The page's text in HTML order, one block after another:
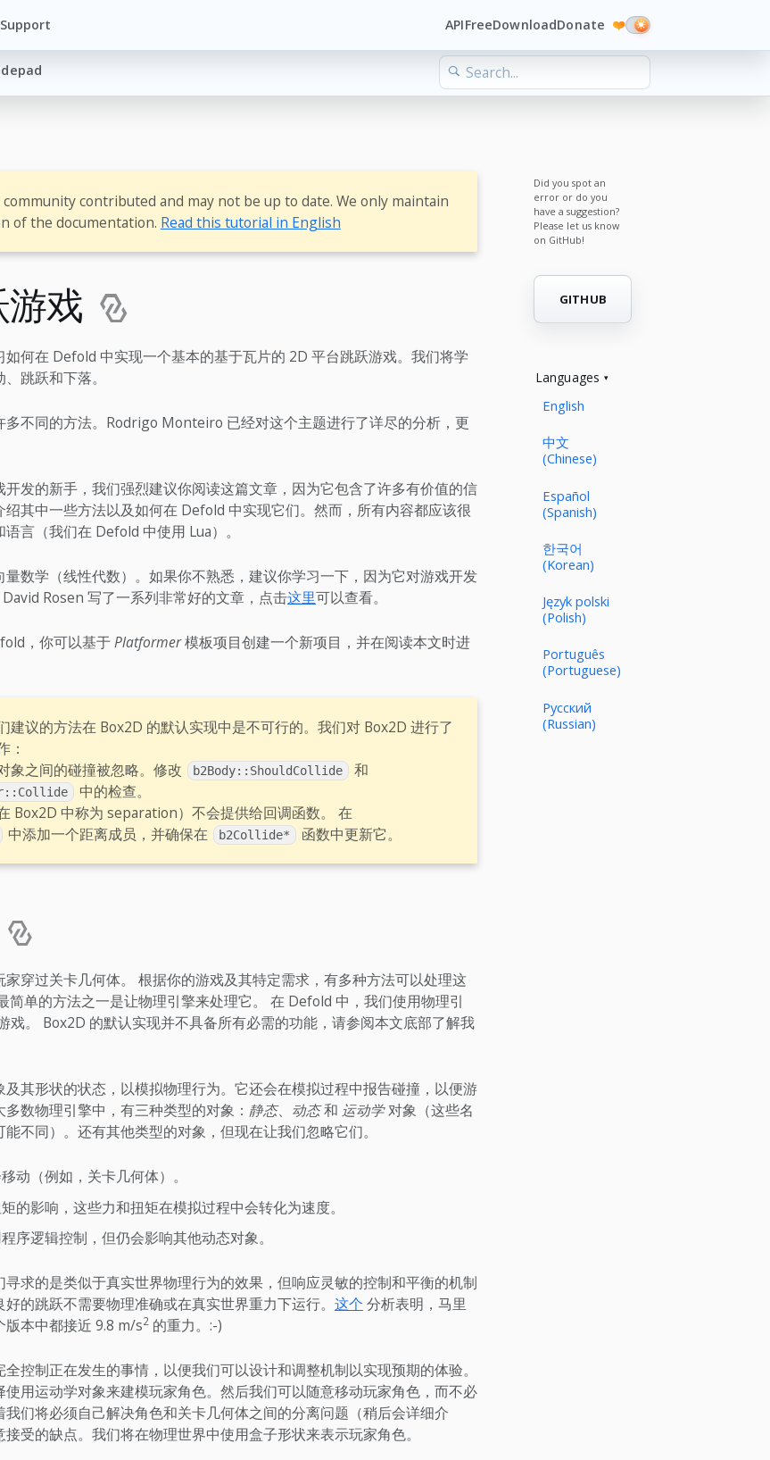
Support APIFreeDownloadDonate ❤️
contributed and may not be up to date. We only maintain
of the documentation. Read this tutorial in English
戏
何在 Defold 中实现一个基本的基于瓦片的 2D 平台跳跃游戏。我们将学
跳跃和下落。
多不同的方法。Rodrigo Monteiro 已经对这个主题进行了详尽的分析，更
发的新手，我们强烈建议你阅读这篇文章，因为它包含了许多有价值的信
其中一些方法以及如何在 Defold 中实现它们。然而，所有内容都应该很
言（我们在 Defold 中使用 Lua）。
数学（线性代数）。如果你不熟悉，建议你学习一下，因为它对游戏开发
Rosen 写了一系列非常好的文章，点击这里可以查看。
，你可以基于Platformer模板项目创建一个新项目，并在阅读本文时进
建议的方法在 Box2D 的默认实现中是不可行的。我们对 Box2D 进行了
：
象之间的碰撞被忽略。修改
b2Body::ShouldCollide 和
中的检查。
Box2D 中称为 separation）不会提供给回调函数。 在
中添加一个距离成员，并确保在 b2Collide* 函数中更新它。
穿过关卡几何体。 根据你的游戏及其特定需求，有多种方法可以处理这
简单的方法之一是让物理引擎来处理它。 在 Defold 中，我们使用物理引
戏。 Box2D 的默认实现并不具备所有必需的功能，请参阅本文底部了解我
其形状的状态，以模拟物理行为。它还会在模拟过程中报告碰撞，以便游
数物理引擎中，有三种类型的对象： 静态、 动态和 运动学对象（这些名
不同）。还有其他类型的对象，但现在让我们忽略它们。
动（例如，关卡几何体）。
的影响，这些力和扭矩在模拟过程中会转化为速度。
序逻辑控制，但仍会影响其他动态对象。
求的是类似于真实世界物理行为的效果，但响应灵敏的控制和平衡的机制
的跳跃不需要物理准确或在真实世界重力下运行。 这个 分析表明，马里
本中都接近 9.8 m/s2的重力。:-)
控制正在发生的事情，以便我们可以设计和调整机制以实现预期的体验。
用运动学对象来建模玩家角色。然后我们可以随意移动玩家角色，而不必
们将必须自己解决角色和关卡几何体之间的分离问题（稍后会详细介
受的缺点。我们将在物理世界中使用盒子形状来表示玩家角色。
Did you spot an
error or do you
have a suggestion?
Please let us know
on GitHub!
GITHUB
Languages
English
中文
(Chinese)
Español
(Spanish)
한국어
(Korean)
Język polski
(Polish)
Português
(Portuguese)
Русский
(Russian)